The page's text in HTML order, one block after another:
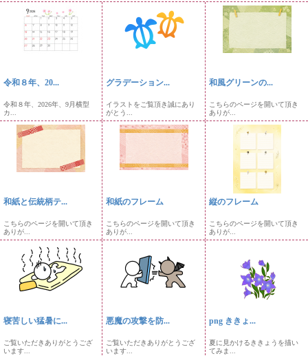
令和８年、20...
令和８年、2026年、9月横型
カ...
グラデーション...
イラストをご覧頂き誠にあり
がとう...
和風グリーンの...
こちらのページを開いて頂き
ありが...
和紙と伝統柄テ...
こちらのページを開いて頂き
ありが...
和紙のフレーム
こちらのページを開いて頂き
ありが...
縦のフレーム
こちらのページを開いて頂き
ありが...
寝苦しい猛暑に...
ご覧いただきありがとうござ
います...
悪魔の攻撃を防...
ご覧いただきありがとうござ
います...
png ききょ...
夏に見かけるききょうを描い
てみま...